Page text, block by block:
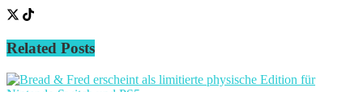
Related Posts